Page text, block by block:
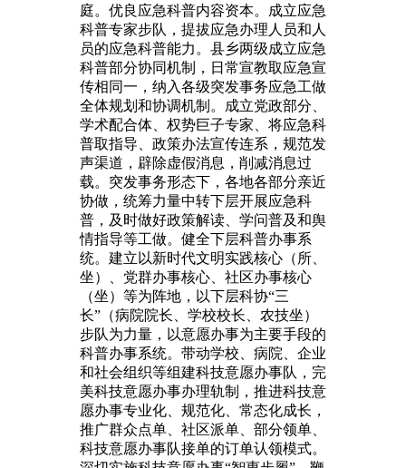
庭。优良应急科普内容资本。成立应急
科普专家步队，提拔应急办理人员和人
员的应急科普能力。县乡两级成立应急
科普部分协同机制，日常宣教取应急宣
传相同一，纳入各级突发事务应急工做
全体规划和协调机制。成立党政部分、
学术配合体、权势巨子专家、将应急科
普取指导、政策办法宣传连系，规范发
声渠道，辟除虚假消息，削减消息过
载。突发事务形态下，各地各部分亲近
协做，统筹力量中转下层开展应急科
普，及时做好政策解读、学问普及和舆
情指导等工做。健全下层科普办事系
统。建立以新时代文明实践核心（所、
坐）、党群办事核心、社区办事核心
（坐）等为阵地，以下层科协“三
长”（病院院长、学校校长、农技坐）
步队为力量，以意愿办事为主要手段的
科普办事系统。带动学校、病院、企业
和社会组织等组建科技意愿办事队，完
美科技意愿办事办理轨制，推进科技意
愿办事专业化、规范化、常态化成长，
推广群众点单、社区派单、部分领单、
科技意愿办事队接单的订单认领模式。